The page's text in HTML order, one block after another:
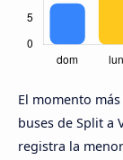
El momento
buses de Split a
registra la